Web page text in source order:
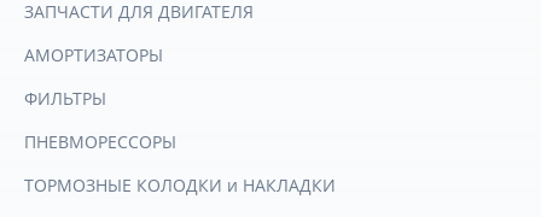
ЗАПЧАСТИ ДЛЯ ДВИГАТЕЛЯ
АМОРТИЗАТОРЫ
ФИЛЬТРЫ
ПНЕВМОРЕССОРЫ
ТОРМОЗНЫЕ КОЛОДКИ и НАКЛАДКИ